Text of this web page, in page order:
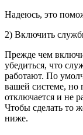
Надеюсь, это
2) Включить
Прежде чем
убедиться, что
работают. По
вашей системе, но
отключается и не
Чтобы сделать то
ниже.